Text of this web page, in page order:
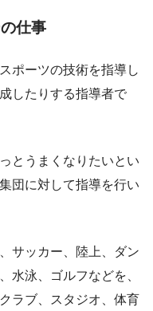
仕事
ポーツの技術を指導し
したりする指導者で
とうまくなりたいとい
団に対して指導を行い
サッカー、陸上、ダン
水泳、ゴルフなどを、
ラブ、スタジオ、体育